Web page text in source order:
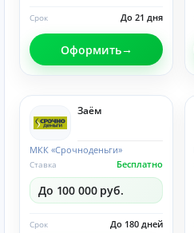
До 21 дня
Срок
Оформить
Заём
МКК «Срочноденьги»
Бесплатно
Ставка
До 100 000 руб.
До 180 дней
Срок